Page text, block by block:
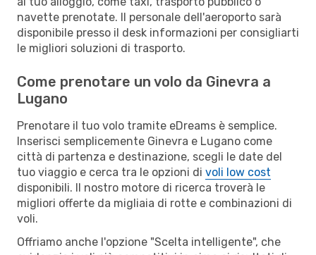
navette prenotate. Il personale dell'aeroporto sarà
disponibile presso il desk informazioni per consigliarti
le migliori soluzioni di trasporto.
Come prenotare un volo da Ginevra a
Lugano
Prenotare il tuo volo tramite eDreams è semplice.
Inserisci semplicemente Ginevra e Lugano come
città di partenza e destinazione, scegli le date del
tuo viaggio e cerca tra le opzioni di voli low cost
disponibili. Il nostro motore di ricerca troverà le
migliori offerte da migliaia di rotte e combinazioni di
voli.
Offriamo anche l'opzione "Scelta intelligente", che